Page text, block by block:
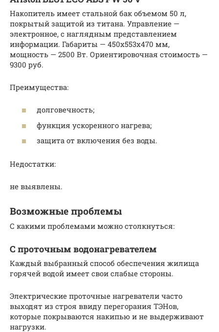
Накопитель имеет стальной бак объемом 50 л,
покрытый защитой из титана. Управление —
электронное, с наглядным представлением
информации. Габариты — 450x553x470 мм,
мощность — 2500 Вт. Ориентировочная стоимость —
9300 руб.
Преимущества:
долговечность;
функция ускоренного нагрева;
защита от включения без воды.
Недостатки:
не выявлены.
Возможные проблемы
С какими проблемами можно столкнуться:
С проточным водонагревателем
Каждый выбранный способ обеспечения жилища
горячей водой имеет свои слабые стороны.
Электрические проточные нагреватели часто
выходят из строя ввиду перегорания ТЭНов,
которые покрываются накипью и не выдерживают
нагрузки.